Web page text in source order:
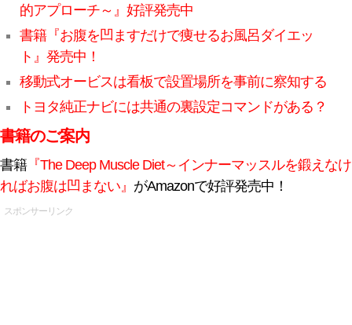
的アプローチ～』好評発売中
書籍『お腹を凹ますだけで痩せるお風呂ダイエッ
ト』発売中！
移動式オービスは看板で設置場所を事前に察知する
トヨタ純正ナビには共通の裏設定コマンドがある？
書籍のご案内
書籍『The Deep Muscle Diet～インナーマッスルを鍛えなけ
ればお腹は凹まない』 がAmazonで好評発売中！
スポンサーリンク